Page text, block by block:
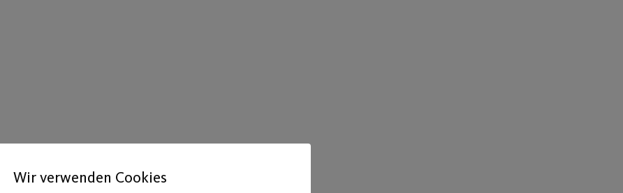
Wir verwenden Cookies